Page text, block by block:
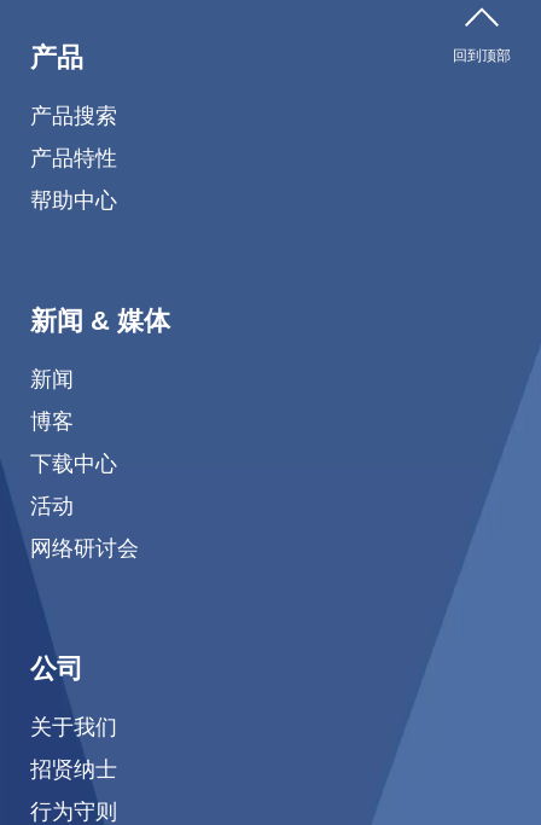
产品
产品搜索
产品特性
帮助中心
新闻 & 媒体
新闻
博客
下载中心
活动
网络研讨会
公司
关于我们
招贤纳士
行为守则
回到顶部